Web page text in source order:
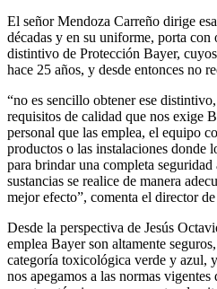
El señor Mendoza Carreño dirige
décadas y en su uniforme, porta
distintivo de Protección Bayer,
hace 25 años, y desde entonces no
“no es sencillo obtener ese
requisitos de calidad que nos exige
personal que las emplea, el equipo
productos o las instalaciones donde
para brindar una completa
sustancias se realice de manera
mejor efecto”, comenta el director
Desde la perspectiva de Jesús
emplea Bayer son altamente
categoría toxicológica verde y azul,
nos apegamos a las normas